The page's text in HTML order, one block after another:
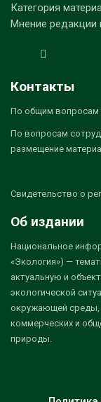
Категория
Мнение редакции
Контакты
По общим вопросам
По вопросам
размещение
Свидетельство о
Об издании
Национальное
«Экология») —
актуальную и
экологической
окружающей среды,
коммерческих и
природы.